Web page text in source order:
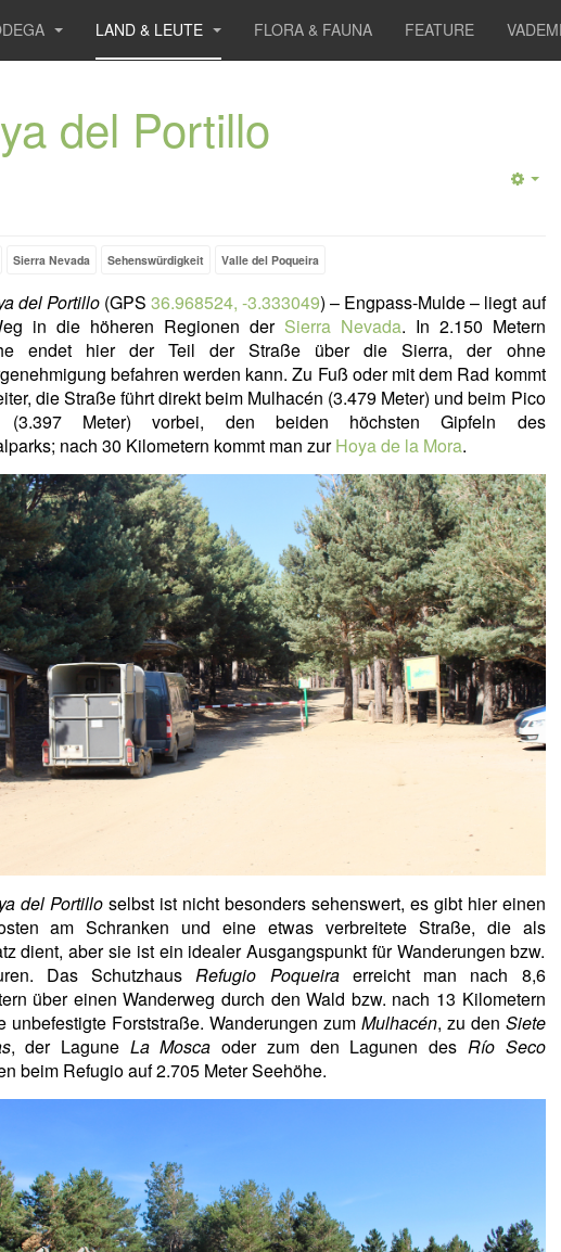
LAND & LEUTE FLORA & FAUNA FEATURE
del Portillo
Sierra Nevada Sehenswürdigkeit Valle del Poqueira
del Portillo(GPS 36.968524, -3.333049) – Engpass-Mulde – liegt auf
in die höheren Regionen der Sierra Nevada. In 2.150 Metern
endet hier der Teil der Straße über die Sierra, der ohne
befahren werden kann. Zu Fuß oder mit dem Rad kommt
die Straße führt direkt beim Mulhacén (3.479 Meter) und beim Pico
(3.397 Meter) vorbei, den beiden höchsten Gipfeln des
nach 30 Kilometern kommt man zurHoya de la Mora.
del Portilloselbst ist nicht besonders sehenswert, es gibt hier einen
am Schranken und eine etwas verbreitete Straße, die als
dient, aber sie ist ein idealer Ausgangspunkt für Wanderungen bzw.
Das SchutzhausRefugio Poqueiraerreicht man nach 8,6
über einen Wanderweg durch den Wald bzw. nach 13 Kilometern
unbefestigte Forststraße. Wanderungen zum Mulhacén, zu den Siete
, der Lagune La Mosca oder zum den Lagunen des Río Seco
beim Refugio auf 2.705 Meter Seehöhe.